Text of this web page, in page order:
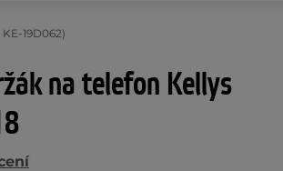
19D062)
na telefon Kellys